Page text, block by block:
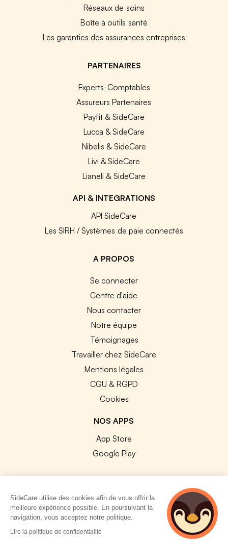
Réseaux de soins
Boîte à outils santé
Les garanties des assurances entreprises
PARTENAIRES
Experts-Comptables
Assureurs Partenaires
Payfit & SideCare
Lucca & SideCare
Nibelis & SideCare
Livi & SideCare
Lianeli & SideCare
API & INTEGRATIONS
API SideCare
Les SIRH / Systèmes de paie connectés
A PROPOS
Se connecter
Centre d'aide
Nous contacter
Notre équipe
Témoignages
Travailler chez SideCare
Mentions légales
CGU & RGPD
Cookies
NOS APPS
App Store
Google Play
© 2026 SideCare. Tous droits réservés.
SideCare utilise des cookies afin de vous offrir la
meilleure expérience possible. En poursuivant la
navigation, vous acceptez notre politique.
Lire la politique de confidentialité
5 personnes
consultent